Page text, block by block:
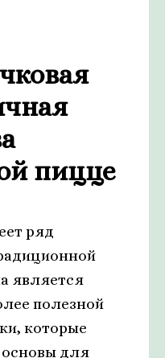
пицце
ряд
является
полезной
которые
основы для